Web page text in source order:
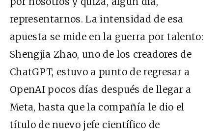
representarnos. La intensidad de esa
apuesta se mide en la guerra por talento:
Shengjia Zhao, uno de los creadores de
ChatGPT, estuvo a punto de regresar a
OpenAI pocos días después de llegar a
Meta, hasta que la compañía le dio el
título de nuevo jefe científico de